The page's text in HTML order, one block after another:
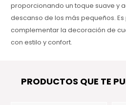
proporcionando un toque suave y
descanso de los más pequeños.
complementar la decoración de
con estilo y confort.
material natural también la hace
PRODUCTOS QUE TE